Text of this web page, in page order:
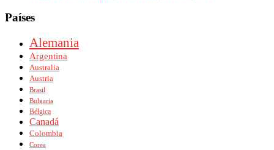
Países
Alemania
Argentina
Australia
Austria
Brasil
Bulgaria
Bélgica
Canadá
Colombia
Corea